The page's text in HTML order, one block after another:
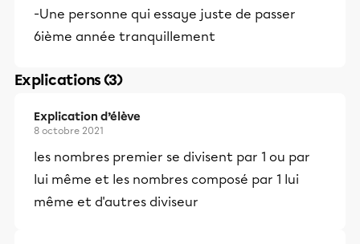
-Une personne qui essaye juste de passer
6ième année tranquillement
Explications (3)
Explication d’élève
8 octobre 2021
les nombres premier se divisent par 1 ou par
lui même et les nombres composé par 1 lui
même et d'autres diviseur